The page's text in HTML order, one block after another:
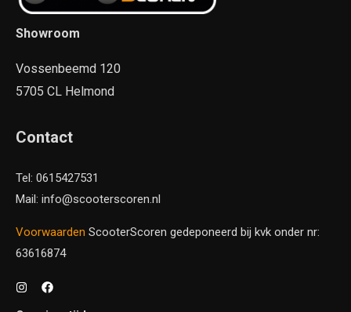
Showroom
Vossenbeemd 120
5705 CL Helmond
Contact
Tel: 0615427531
Mail: info@scooterscoren.nl
Voorwaarden ScooterScoren gedeponeerd bij kvk onder nr:
63616874